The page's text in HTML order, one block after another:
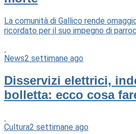
La comunità di Gallico rende
ricordato per il suo impegno di
News2 settimane ago
Disservizi elettrici,
bolletta: ecco cosa
Cultura2 settimane ago